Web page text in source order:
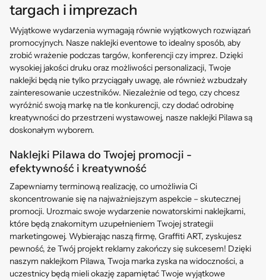
targach i imprezach
Wyjątkowe wydarzenia wymagają równie wyjątkowych rozwiązań
promocyjnych. Nasze naklejki eventowe to idealny sposób, aby
zrobić wrażenie podczas targów, konferencji czy imprez. Dzięki
wysokiej jakości druku oraz możliwości personalizacji, Twoje
naklejki będą nie tylko przyciągały uwagę, ale również wzbudzały
zainteresowanie uczestników. Niezależnie od tego, czy chcesz
wyróżnić swoją markę na tle konkurencji, czy dodać odrobinę
kreatywności do przestrzeni wystawowej, nasze naklejki Pilawasą
doskonałym wyborem.
Naklejki Pilawa do Twojej promocji -
efektywność i kreatywność
Zapewniamy terminową realizację, co umożliwia Ci
skoncentrowanie się na najważniejszym aspekcie – skutecznej
promocji. Urozmaic swoje wydarzenie nowatorskimi naklejkami,
które będą znakomitym uzupełnieniem Twojej strategii
marketingowej. Wybierając naszą firmę, Graffiti ART, zyskujesz
pewność, że Twój projekt reklamy zakończy się sukcesem! Dzięki
naszym naklejkom Pilawa, Twoja marka zyska na widoczności, a
uczestnicy będą mieli okazję zapamiętać Twoje wyjątkowe